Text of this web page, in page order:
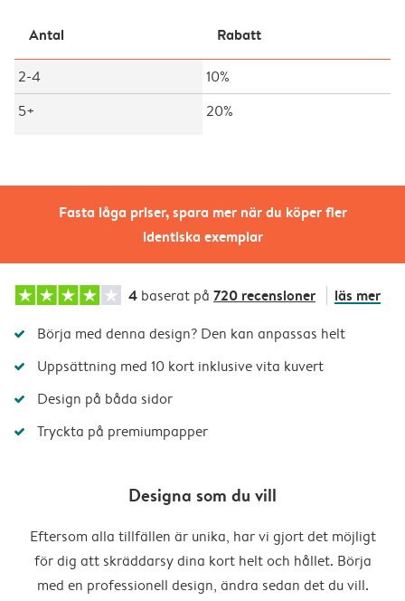
Fasta låga priser, spara mer när du köper fler
identiska exemplar
Antal Rabatt
2-4
10%
5+
20%
4 baserat på 720 recensioner läs mer
Börja med denna design? Den kan anpassas helt
Uppsättning med 10 kort inklusive vita kuvert
Design på båda sidor
Tryckta på premiumpapper
Designa som du vill
Eftersom alla tillfällen är unika, har vi gjort det möjligt
för dig att skräddarsy dina kort helt och hållet. Börja
med en professionell design, ändra sedan det du vill.